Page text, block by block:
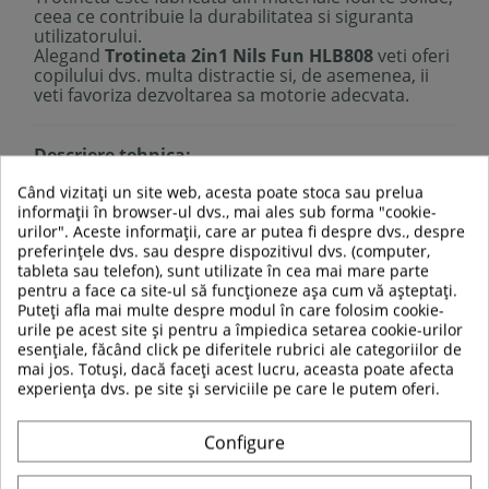
ceea ce contribuie la durabilitatea si siguranta
utilizatorului.
Alegand Trotineta 2in1 Nils Fun HLB808veti oferi
copilului dvs. multa distractie si, de asemenea, ii
veti favoriza dezvoltarea sa motorie adecvata.
Descriere tehnica:
Platforma: PP
Suport ghidon: aluminiu
Rulmenti: ABEC7
Roti:
Fata : PU 120mm/78A (LED)
Spate : PU 100mm/78A (LED)
Ghidon:
Manere: TRP, cauciuc termoplastic
Frana de picior
Dimensiuni produs: L57 x l 27 x H50-67.5 cm
Dimensiuni dupa pliere: L57 x l 27 x H17 cm
H24.5 cm
Dimensiuni material sa: L27.5 x l 10 cm
Dimensiuni platforma: L28 x l 13.5 cm
Când vizitați un site web, acesta poate stoca sau prelua
informații în browser-ul dvs., mai ales sub forma "cookie-
urilor". Aceste informații, care ar putea fi despre dvs., despre
preferințele dvs. sau despre dispozitivul dvs. (computer,
tableta sau telefon), sunt utilizate în cea mai mare parte
pentru a face ca site-ul să funcționeze așa cum vă așteptați.
Puteți afla mai multe despre modul în care folosim cookie-
urile pe acest site și pentru a împiedica setarea cookie-urilor
esențiale, făcând click pe diferitele rubrici ale categoriilor de
mai jos. Totuși, dacă faceți acest lucru, aceasta poate afecta
experiența dvs. pe site și serviciile pe care le putem oferi.
Configure